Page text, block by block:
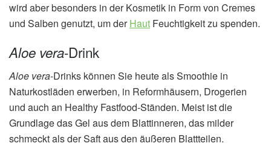
wird aber besonders in der Kosmetik in Form von Cremes
und Salben genutzt, um derHaut Feuchtigkeit zu spenden.
Aloe vera-Drink
Aloe vera-Drinks können Sie heute als Smoothie in
Naturkostläden erwerben, in Reformhäusern, Drogerien
und auch an Healthy Fastfood-Ständen. Meist ist die
Grundlage das Gel aus dem Blattinneren, das milder
schmeckt als der Saft aus den äußeren Blattteilen.